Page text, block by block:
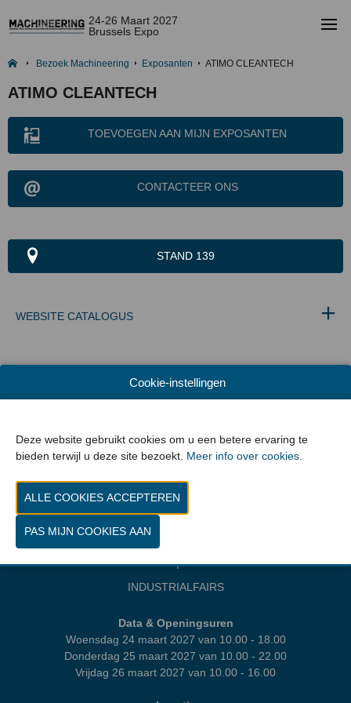
24-26 Maart 2027
Brussels Expo
Bezoek Machineering Exposanten ATIMO CLEANTECH
ATIMO CLEANTECH
TOEVOEGEN AAN MIJN EXPOSANTEN
CONTACTEER ONS
STAND 139
WEBSITE CATALOGUS
CONTACT
PROGRAMMA
MEDIA | PERS
INDUSTRIALFAIRS
Data & Openingsuren
Woensdag 24 maart 2027 van 10.00 - 18.00
Donderdag 25 maart 2027 van 10.00 - 22.00
Vrijdag 26 maart 2027 van 10.00 - 16.00
Cookie-instellingen
Deze website gebruikt cookies om u een betere ervaring te
bieden terwijl u deze site bezoekt. Meer info over cookies